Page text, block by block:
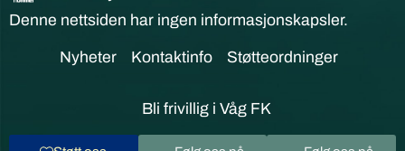
Denne nettsiden har ingen informasjonskapsler.
Nyheter Kontaktinfo Støtteordninger
Bli frivillig i Våg FK